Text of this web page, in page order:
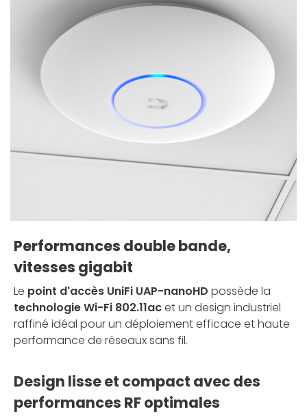
Performances double bande,
vitesses gigabit
Le point d'accès UniFi UAP-nanoHD possède la
technologie Wi-Fi 802.11acet un design industriel
raffiné idéal pour un déploiement efficace et haute
performance de réseaux sans fil.
Design lisse et compact avec des
performances RF optimales